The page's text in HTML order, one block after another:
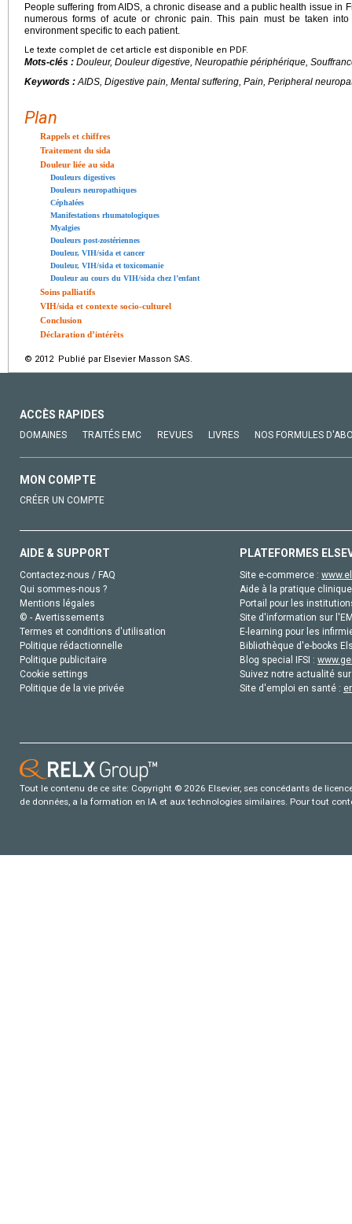
People suffering from AIDS, a chronic disease and a public health issue in
numerous forms of acute or chronic pain. This pain must be taken
environment specific to each patient.
Le texte complet de cet article est disponible en PDF.
Mots-clés : Douleur, Douleur digestive, Neuropathie périphérique,
Keywords : AIDS, Digestive pain, Mental suffering, Pain, Peripheral
Plan
Rappels et chiffres
Traitement du sida
Douleur liée au sida
Douleurs digestives
Douleurs neuropathiques
Céphalées
Manifestations rhumatologiques
Myalgies
Douleurs post-zostériennes
Douleur, VIH/sida et cancer
Douleur, VIH/sida et toxicomanie
Douleur au cours du VIH/sida chez l’enfant
Soins palliatifs
VIH/sida et contexte socio-culturel
Conclusion
Déclaration d’intérêts
© 2012 Publié par Elsevier Masson SAS.
ACCÈS RAPIDES
DOMAINES TRAITÉS EMC REVUES LIVRES NOS FORMULES
MON COMPTE
CRÉER UN COMPTE
AIDE & SUPPORT
Contactez-nous / FAQ
Qui sommes-nous ?
Mentions légales
© - Avertissements
Termes et conditions d'utilisation
Politique rédactionnelle
Politique publicitaire
Cookie settings
Politique de la vie privée
PLATEFORMES
Site e-commerce :
Aide à la pratique
Portail pour les
Site d'information sur
E-learning pour les
Bibliothèque d'e-books
Blog special IFSI :
Suivez notre actualité
Site d'emploi en santé :
Tout le contenu de ce site: Copyright © 2026 Elsevier, ses concédants de
de données, a la formation en IA et aux technologies similaires. Pour tout